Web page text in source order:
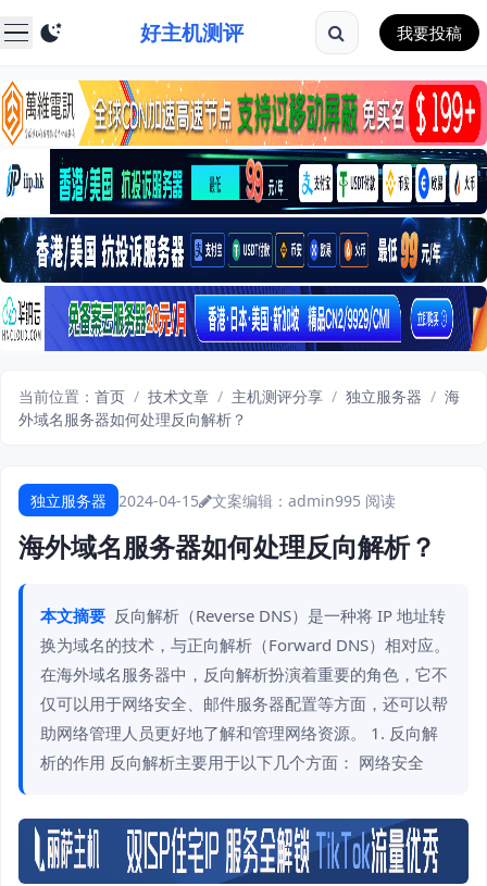
好主机测评 我要投稿
当前位置： 首页 / 技术文章 / 主机测评分享 / 独立服务器 / 海
外域名服务器如何处理反向解析？
独立服务器 2024-04-15 文案编辑：admin995 阅读
海外域名服务器如何处理反向解析？
本文摘要 反向解析（Reverse DNS）是一种将 IP 地址转
换为域名的技术，与正向解析（Forward DNS）相对应。
在海外域名服务器中，反向解析扮演着重要的角色，它不
仅可以用于网络安全、邮件服务器配置等方面，还可以帮
助网络管理人员更好地了解和管理网络资源。 1. 反向解
析的作用 反向解析主要用于以下几个方面： 网络安全